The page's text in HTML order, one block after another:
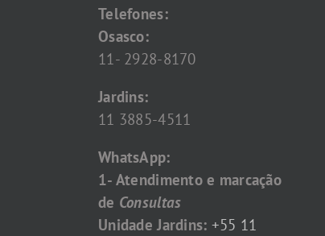
Telefones:
Osasco:
11- 2928-8170
Jardins:
11 3885-4511
WhatsApp:
1- Atendimento e marcação
de Consultas
Unidade Jardins: +55 11